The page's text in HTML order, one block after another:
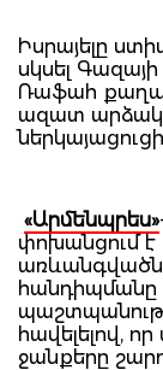
Իսրայելը
սկսել
Ռաֆահ
ազատ
«Արմենպրես»
փոխանցում է
հանդիպմանը
հավելելով,
ջանքերը